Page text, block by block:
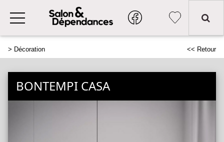
> Décoration << Retour
BONTEMPI CASA